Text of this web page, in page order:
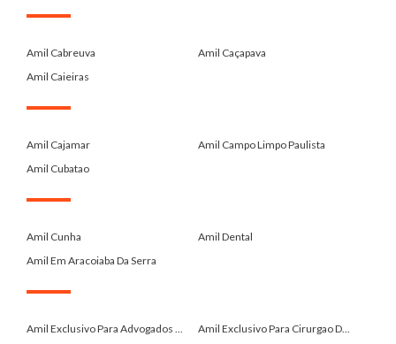
Amil Cabreuva
Amil Caçapava
Amil Caieiras
Amil Cajamar
Amil Campo Limpo Paulista
Amil Cubatao
Amil Cunha
Amil Dental
Amil Em Aracoiaba Da Serra
Amil Exclusivo Para Advogados ...
Amil Exclusivo Para Cirurgao D...